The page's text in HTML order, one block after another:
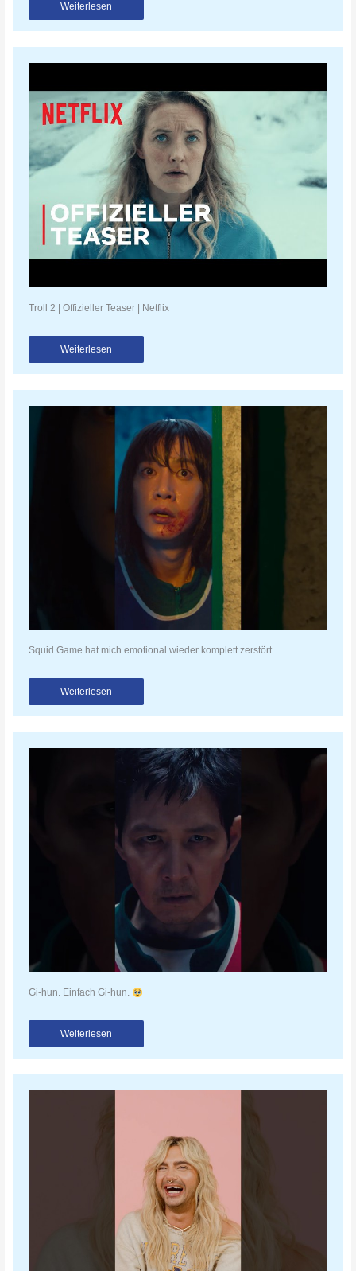
Weiterlesen
Troll 2 | Offizieller Teaser | Netflix
Weiterlesen
Squid Game hat mich emotional wieder komplett zerstört
Weiterlesen
Gi-hun. Einfach Gi-hun.
Weiterlesen